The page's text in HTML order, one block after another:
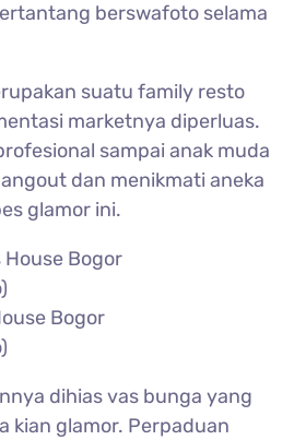
berswafoto selama
suatu family resto
marketnya diperluas.
sampai anak muda
dan menikmati aneka
glamor ini.
Bogor
dihias vas bunga yang
kian glamor. Perpaduan